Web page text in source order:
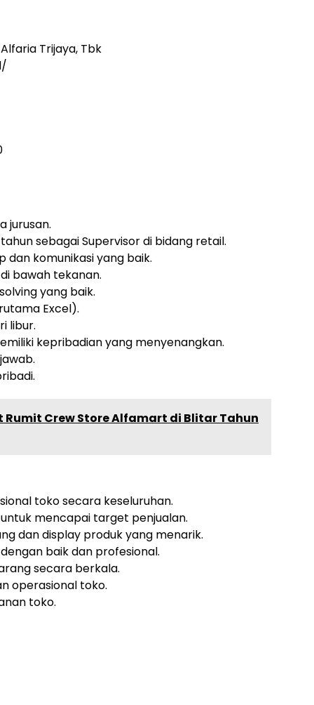
Trijaya, Tbk
jurusan.
sebagai Supervisor di bidang retail.
dan komunikasi yang baik.
bawah tekanan.
yang baik.
Excel).
libur.
kepribadian yang menyenangkan.
Rumit Crew Store Alfamart di Blitar Tahun
toko secara keseluruhan.
mencapai target penjualan.
dan display produk yang menarik.
baik dan profesional.
secara berkala.
operasional toko.
toko.